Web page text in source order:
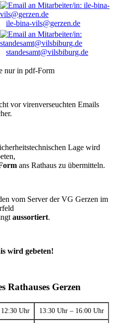
ile-bina-vils@gerzen.de
standesamt@vilsbiburg.de
vor virenverseuchten Emails
Lage wird
ans Rathaus zu übermitteln.
vom Server der VG Gerzen im
aussortiert.
wird gebeten!
Rathauses Gerzen
Uhr 13:30 Uhr – 16:00 Uhr